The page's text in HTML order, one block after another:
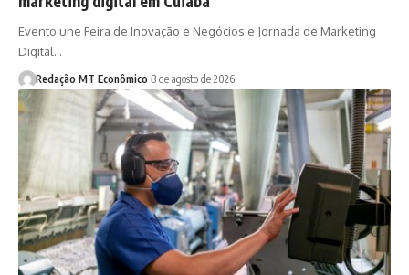
Evento une Feira de Inovação e Negócios e Jornada de Marketing
Digital…
Redação MT Econômico 3 de agosto de 2026